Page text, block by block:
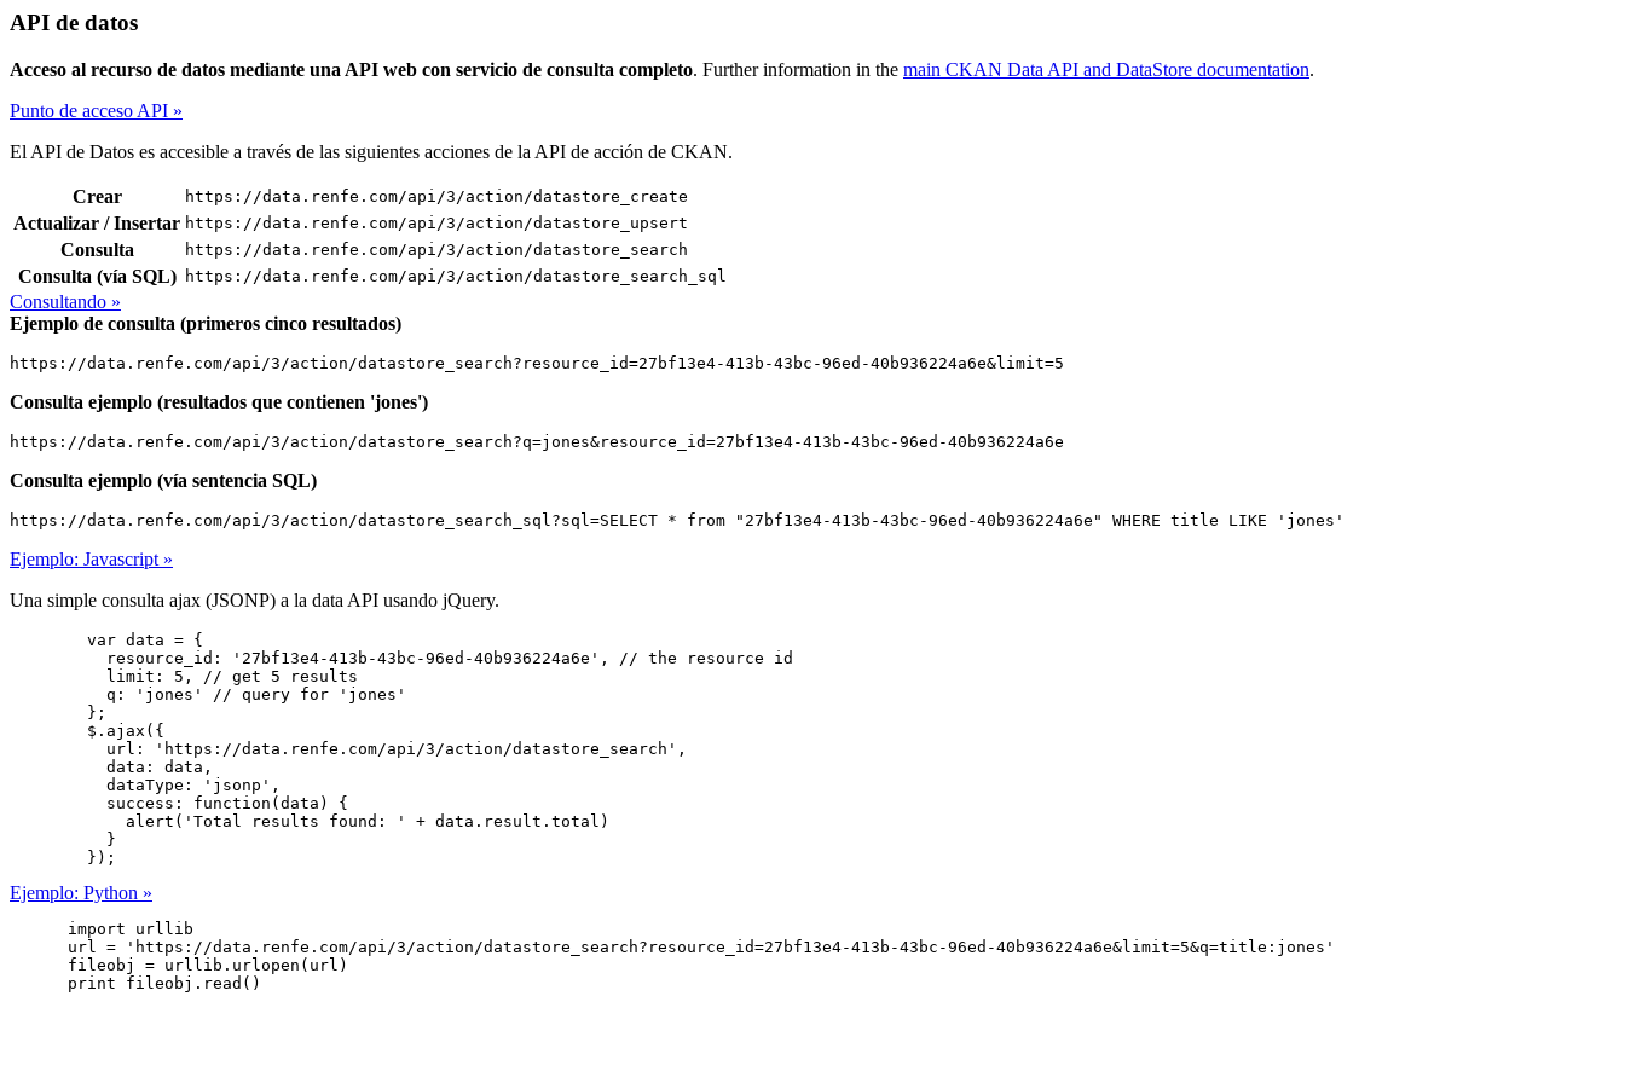
API de datos
Acceso al recurso de datos mediante una API web con servicio de consulta completo. Further information in the main CKAN Data API and DataStore documentation.
Punto de acceso API »
El API de Datos es accesible a través de las siguientes acciones de la API de acción de CKAN.
Crear https://data.renfe.com/api/3/action/datastore_create
Actualizar / Insertar https://data.renfe.com/api/3/action/datastore_upsert
Consulta https://data.renfe.com/api/3/action/datastore_search
Consulta (vía SQL) https://data.renfe.com/api/3/action/datastore_search_sql
Consultando »
Ejemplo de consulta (primeros cinco resultados)
https://data.renfe.com/api/3/action/datastore_search?resource_id=27bf13e4-413b-43bc-96ed-40b936224a6e&limit=5
Consulta ejemplo (resultados que contienen 'jones')
https://data.renfe.com/api/3/action/datastore_search?q=jones&resource_id=27bf13e4-413b-43bc-96ed-40b936224a6e
Consulta ejemplo (vía sentencia SQL)
https://data.renfe.com/api/3/action/datastore_search_sql?sql=SELECT * from "27bf13e4-413b-43bc-96ed-40b936224a6e" WHERE title LIKE 'jones'
Ejemplo: Javascript »
Una simple consulta ajax (JSONP) a la data API usando jQuery.
        var data = {
          resource_id: '27bf13e4-413b-43bc-96ed-40b936224a6e', // the resource id
          limit: 5, // get 5 results
          q: 'jones' // query for 'jones'
        };
        $.ajax({
          url: 'https://data.renfe.com/api/3/action/datastore_search',
          data: data,
          dataType: 'jsonp',
          success: function(data) {
            alert('Total results found: ' + data.result.total)
          }
        });
Ejemplo: Python »
      import urllib
      url = 'https://data.renfe.com/api/3/action/datastore_search?resource_id=27bf13e4-413b-43bc-96ed-40b936224a6e&limit=5&q=title:jones'
      fileobj = urllib.urlopen(url)
      print fileobj.read()